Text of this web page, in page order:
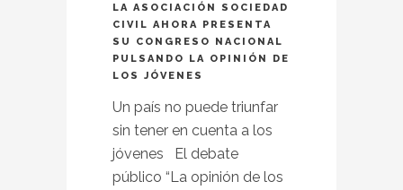
LA ASOCIACIÓN SOCIEDAD
CIVIL AHORA PRESENTA
SU CONGRESO NACIONAL
PULSANDO LA OPINIÓN DE
LOS JÓVENES
Un país no puede triunfar
sin tener en cuenta a los
jóvenes El debate
público “La opinión de los